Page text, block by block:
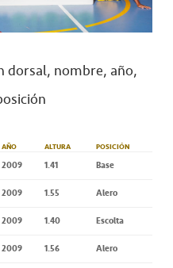
dorsal, nombre, año,
AÑO ALTURA POSICIÓN
2009 1.41 Base
2009 1.55 Alero
2009 1.40 Escolta
2009 1.56 Alero